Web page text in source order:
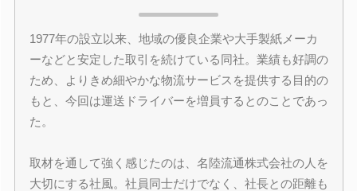
1977年の設立以来、地域の優良企業や大手製紙メーカ
ーなどと安定した取引を続けている同社。業績も好調の
ため、よりきめ細やかな物流サービスを提供する目的の
もと、今回は運送ドライバーを増員するとのことであっ
た。
取材を通して強く感じたのは、名陸流通株式会社の人を
大切にする社風。社員同士だけでなく、社長との距離も